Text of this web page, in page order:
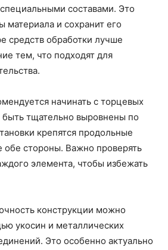
составами. Это
материала и сохранит его
средств обработки лучше
тем, что подходят для
начинать с торцевых
тщательно выровнены по
крепятся продольные
стороны. Важно проверять
элемента, чтобы избежать
конструкции можно
укосин и металлических
Это особенно актуально